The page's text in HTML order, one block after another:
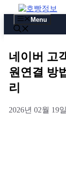
to
content
Menu
네이버 고
원연결 방
리
2026년 02월 19일